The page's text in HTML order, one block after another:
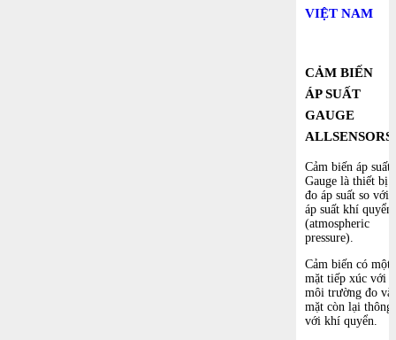
VIỆT NAM
CẢM BIẾN
ÁP SUẤT
GAUGE
ALLSENSORS
Cảm biến áp suất
Gauge là thiết bị
đo áp suất so với
áp suất khí quyển
(atmospheric
pressure).
Cảm biến có một
mặt tiếp xúc với
môi trường đo và
mặt còn lại thông
với khí quyển.